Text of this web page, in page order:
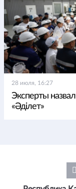
28 июля, 16:27
Эксперты
«Әділет»